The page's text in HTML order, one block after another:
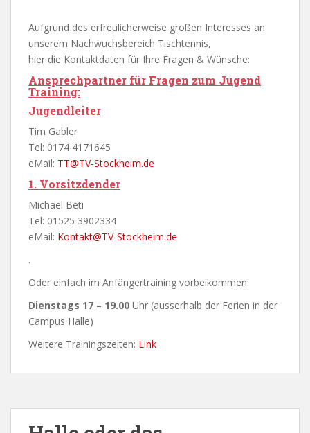
Aufgrund des erfreulicherweise großen Interesses an
unserem Nachwuchsbereich Tischtennis,
hier die Kontaktdaten für Ihre Fragen & Wünsche:
Ansprechpartner für Fragen zum Jugend
Training:
Jugendleiter
Tim Gabler
Tel: 0174 4171645
eMail: TT@TV-Stockheim.de
1. Vorsitzdender
Michael Beti
Tel: 01525 3902334
eMail: Kontakt@TV-Stockheim.de
.
Oder einfach im Anfängertraining vorbeikommen:
Dienstags 17 – 19.00 Uhr (ausserhalb der Ferien in der
Campus Halle)
Weitere Trainingszeiten: Link